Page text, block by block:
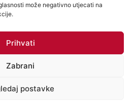
može negativno utjecati na
Prihvati
Zabrani
postavke
na spolne bolesti
Mikrobiom
osobnih podataka
Kolačića (EU)